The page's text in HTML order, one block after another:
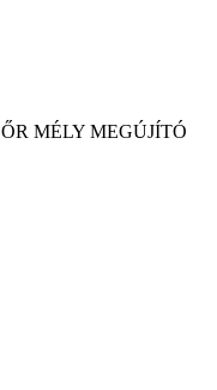
MÉLY MEGÚJÍTÓ